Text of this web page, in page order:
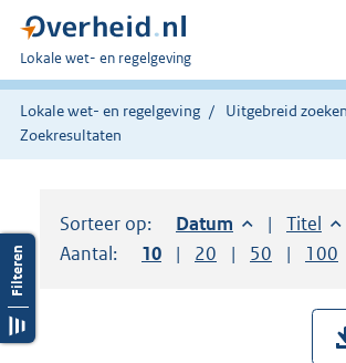
U
bent
hier:
Lokale wet- en regelgeving
Lokale wet- en regelgeving
Uitgebreid zoeken
Zoekresultaten
Sorteer op: Sorteer op:
Datum aflopendSorteer
Titel
Aantal:
Toon
10 resultaten per pagina
Toon
20 resultaten per
Toon
50 Toon
100